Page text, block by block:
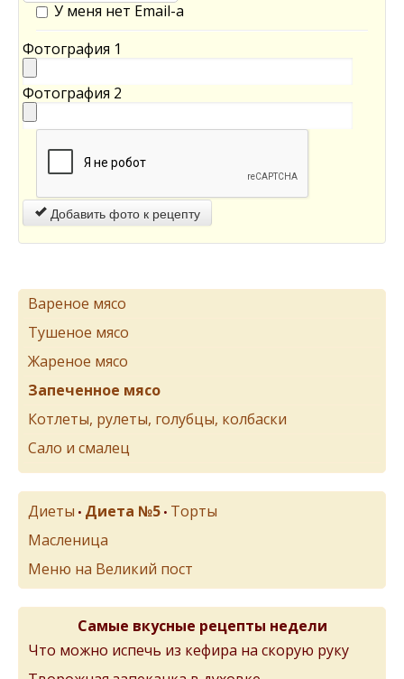
У меня нет Email-а
Фотография 1
Фотография 2
Добавить фото к рецепту
Вареное мясо
Тушеное мясо
Жареное мясо
Запеченное мясо
Котлеты, рулеты, голубцы, колбаски
Сало и смалец
Диеты • Диета №5 • Торты
Масленица
Меню на Великий пост
Самые вкусные рецепты недели
Что можно испечь из кефира на скорую руку